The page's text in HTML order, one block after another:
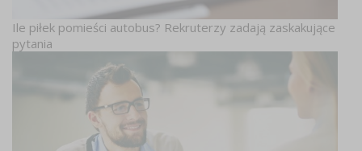
Ile piłek pomieści autobus? Rekruterzy zadają zaskakujące
pytania